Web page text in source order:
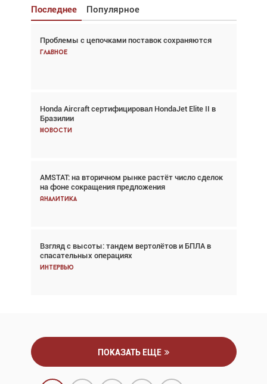
Последнее Популярное
Проблемы с цепочками поставок сохраняются
Главное
Honda Aircraft сертифицировал HondaJet Elite II в
Бразилии
Новости
AMSTAT: на вторичном рынке растёт число сделок
на фоне сокращения предложения
Аналитика
Взгляд с высоты: тандем вертолётов и БПЛА в
спасательных операциях
Интервью
Взгляд с высоты: тандем вертолётов и БПЛА в
спасательных операциях
Авиационный фотограф Дэйв Кох: «Фотография
говорит сама за себя... а ИИ всё портит»
Новости
Проблемы с цепочками поставок сохраняются
Аналитика
Частный самолёт – это актив. Подходите к
покупке соответствующим образом
Интервью
ПОКАЗАТЬ ЕЩЕ